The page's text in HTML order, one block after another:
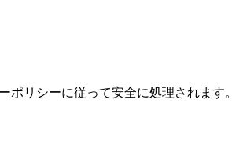
ポリシーに従って安全に処理されます。